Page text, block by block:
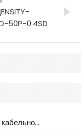
50P-0.4SD
CNC Tech отечественные компоненты кабельной арматуры оценка и руководство по производственному внедрению